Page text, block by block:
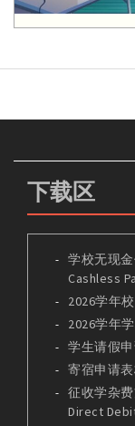
下载区
学校无现
Cashless
2026学年
2026学年
学生请假
寄宿申请
征收学杂
Direct